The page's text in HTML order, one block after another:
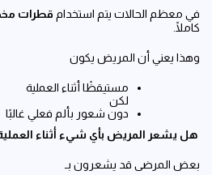
في معظم الحالات يتم استخدام قطرات
كاملًا.
وهذا يعني أن المريض يكون
مستيقظًا أثناء العملية
لكن
دون شعور بألم فعلي غالبًا
هل يشعر المريض بأي شيء أثناء
بعض المرضى قد يشعرون بـ